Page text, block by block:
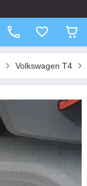
Volkswagen T4